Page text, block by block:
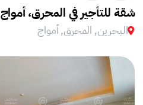
شقة للتأجير في المحرق، أمواج
البحرين, المحرق, أمواج